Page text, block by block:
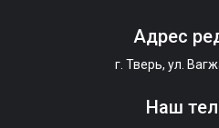
Адрес
г. Тверь, ул.
Наш